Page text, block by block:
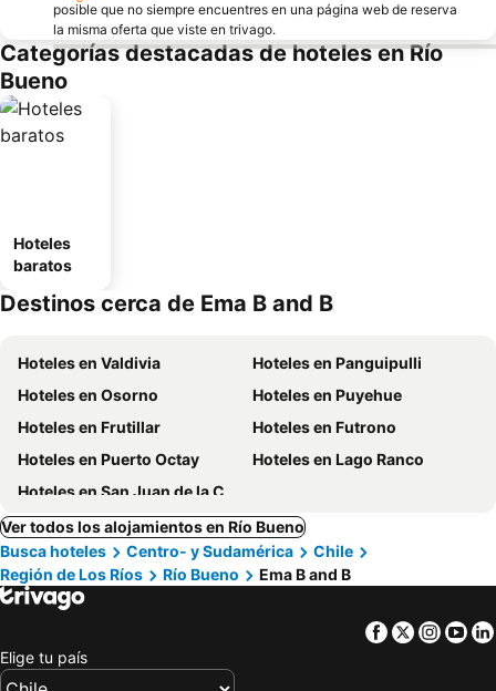
posible que no siempre encuentres en una página web de reserva
la misma oferta que viste en trivago.
Categorías destacadas de hoteles en Río
Bueno
Hoteles
baratos
Destinos cerca de Ema B and B
Hoteles en Valdivia
Hoteles en Panguipulli
Hoteles en Osorno
Hoteles en Puyehue
Hoteles en Frutillar
Hoteles en Futrono
Hoteles en Puerto Octay
Hoteles en Lago Ranco
Hoteles en San Juan de la Costa
Ver todos los alojamientos en Río Bueno
Busca hoteles
Centro- y Sudamérica
Chile
Región de Los Ríos
Río Bueno Ema B and B
Facebook
Twitter
Elige tu país